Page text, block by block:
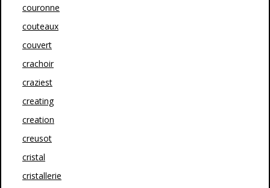
couronne
couteaux
couvert
crachoir
craziest
creating
creation
creusot
cristal
cristallerie